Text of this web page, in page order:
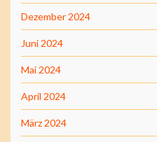
Dezember 2024
Juni 2024
Mai 2024
April 2024
März 2024